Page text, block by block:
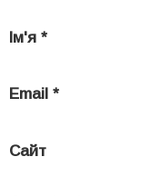
Ім'я *
Email *
Сайт